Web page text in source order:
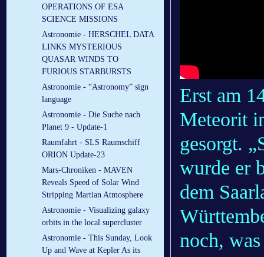
OPERATIONS OF ESA
SCIENCE MISSIONS
Astronomie - HERSCHEL DATA
LINKS MYSTERIOUS
QUASAR WINDS TO
FURIOUS STARBURSTS
Astronomie - “Astronomy” sign
language
Astronomie - Die Suche nach
Planet 9 - Update-1
Raumfahrt - SLS Raumschiff
ORION Update-23
Mars-Chroniken - MAVEN
Reveals Speed of Solar Wind
Stripping Martian Atmosphere
Astronomie - Visualizing galaxy
orbits in the local supercluster
Astronomie - This Sunday, Look
Up and Wave at Kepler As its
Erst am
Meteorit
gesorgt.
wurde er
dem
noch,